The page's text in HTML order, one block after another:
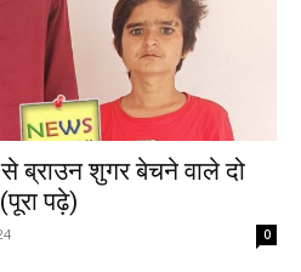
ब्राउन शुगर बेचने वाले दो
पढ़े)
0